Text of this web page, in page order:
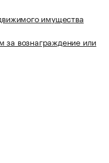
имущества
вознаграждение или